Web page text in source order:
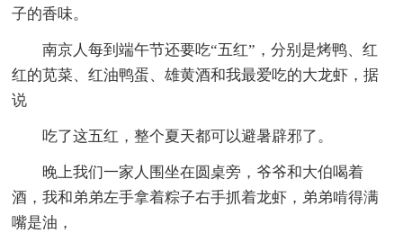
子的香味。
南京人每到端午节还要吃“五红”，分别是烤鸭、红
红的苋菜、红油鸭蛋、雄黄酒和我最爱吃的大龙虾，据
说
吃了这五红，整个夏天都可以避暑辟邪了。
晚上我们一家人围坐在圆桌旁，爷爷和大伯喝着
酒，我和弟弟左手拿着粽子右手抓着龙虾，弟弟啃得满
嘴是油，